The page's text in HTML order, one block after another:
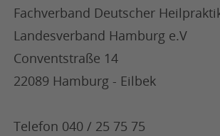
Fachverband Deutscher
Landesverband Hamburg e.V
Conventstraße 14
22089 Hamburg - Eilbek
Telefon 040 / 25 75 75